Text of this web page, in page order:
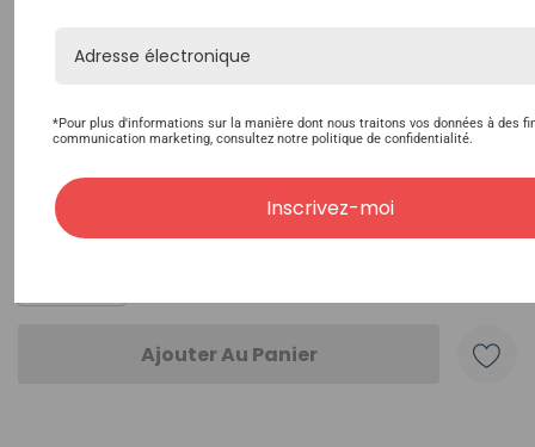
vous n'avez pas choisi la livraison garantie. En
ventes finales sans retour, remboursement ou
Stock
actuel
Quantité :
*Pour plus d'informations sur la manière dont nous traitons vos données à des
communication marketing, consultez notre politique de confidentialité.
Inscrivez-moi